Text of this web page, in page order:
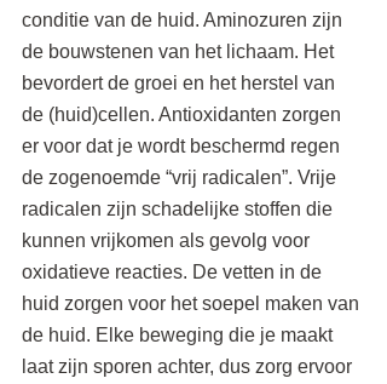
conditie van de huid. Aminozuren zijn
de bouwstenen van het lichaam. Het
bevordert de groei en het herstel van
de (huid)cellen. Antioxidanten zorgen
er voor dat je wordt beschermd regen
de zogenoemde “vrij radicalen”. Vrije
radicalen zijn schadelijke stoffen die
kunnen vrijkomen als gevolg voor
oxidatieve reacties. De vetten in de
huid zorgen voor het soepel maken van
de huid. Elke beweging die je maakt
laat zijn sporen achter, dus zorg ervoor